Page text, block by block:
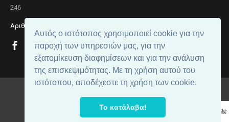
Αυτός ο ιστότοπος χρησιμοποιεί cookie για την
παροχή των υπηρεσιών μας, για την
εξατομίκευση διαφημίσεων και για την ανάλυση
της επισκεψιμότητας. Με τη χρήση αυτού του
ιστότοπου, αποδέχεστε τη χρήση των cookie.
Το κατάλαβα!
246
Αριθμός ΓΕΜΗ: 059299204000
beautynet . All rights reserved.